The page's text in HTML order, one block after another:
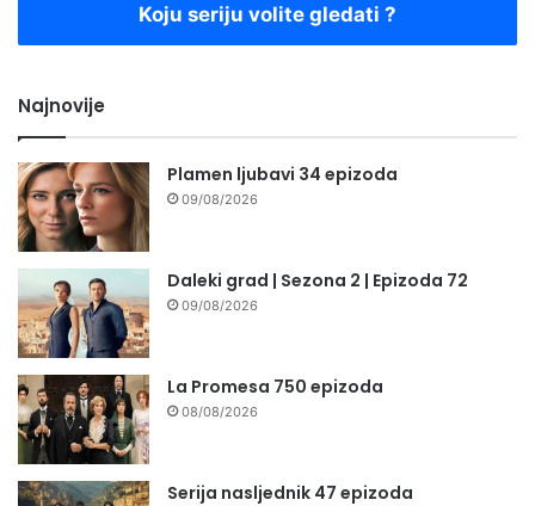
Koju seriju volite gledati ?
Najnovije
Plamen ljubavi 34 epizoda
09/08/2026
Daleki grad | Sezona 2 | Epizoda 72
09/08/2026
La Promesa 750 epizoda
08/08/2026
Serija nasljednik 47 epizoda